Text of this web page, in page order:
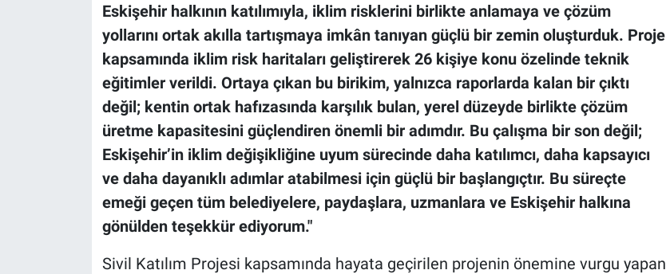
Eskişehir halkının katılımıyla, iklim risklerini birlikte anlamaya ve çözüm
yollarını ortak akılla tartışmaya imkân tanıyan güçlü bir zemin oluşturduk. Proje
kapsamında iklim risk haritaları geliştirerek 26 kişiye konu özelinde teknik
eğitimler verildi. Ortaya çıkan bu birikim, yalnızca raporlarda kalan bir çıktı
değil; kentin ortak hafızasında karşılık bulan, yerel düzeyde birlikte çözüm
üretme kapasitesini güçlendiren önemli bir adımdır. Bu çalışma bir son değil;
Eskişehir’in iklim değişikliğine uyum sürecinde daha katılımcı, daha kapsayıcı
ve daha dayanıklı adımlar atabilmesi için güçlü bir başlangıçtır. Bu süreçte
emeği geçen tüm belediyelere, paydaşlara, uzmanlara ve Eskişehir halkına
gönülden teşekkür ediyorum."
Sivil Katılım Projesi kapsamında hayata geçirilen projenin önemine vurgu yapan